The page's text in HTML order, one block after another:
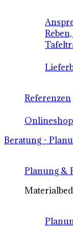
Referenzen
Beratung -
Planung &